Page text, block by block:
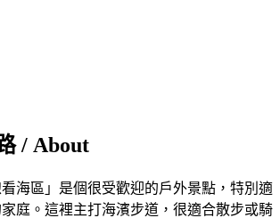
/ About
海區」是個很受歡迎的戶外景點，特別適
庭。這裡主打海濱步道，很適合散步或騎